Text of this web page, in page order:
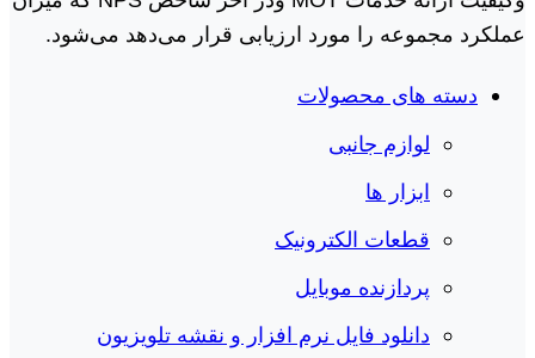
عملکرد مجموعه را مورد ارزیابی قرار می‌دهد می‌شود.
دسته های محصولات
لوازم جانبی
ابزار ها
قطعات الکترونیک
پردازنده موبایل
دانلود فایل نرم افزار و نقشه تلویزیون